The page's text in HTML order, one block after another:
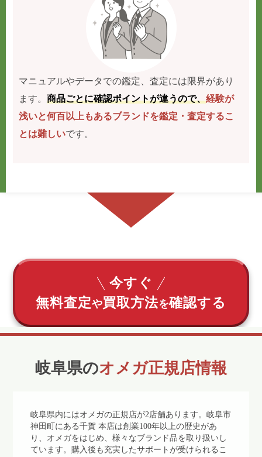
マニュアルやデータでの鑑定、査定には限界があり
ます。商品ごとに確認ポイントが違うので、経験が
浅いと何百以上もあるブランドを鑑定・査定するこ
とは難しいです。
今すぐ
無料査定や買取方法を確認する
岐阜県のオメガ正規店情報
岐阜県内にはオメガの正規店が2店舗あります。岐阜市
神田町にある千賀 本店は創業100年以上の歴史があ
り、オメガをはじめ、様々なブランド品を取り扱いし
ています。購入後も充実したサポートが受けられるこ